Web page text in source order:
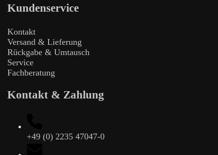
Kundenservice
Kontakt
Versand & Lieferung
Rückgabe & Umtausch
Service
Fachberatung
Kontakt & Zahlung
+49 (0) 2235 47047-0